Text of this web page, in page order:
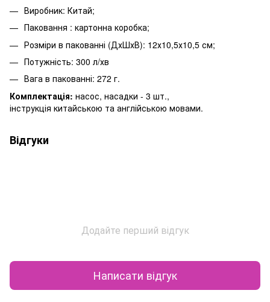
Виробник: Китай;
Паковання : картонна коробка;
Розміри в пакованні (ДхШхВ): 12х10,5х10,5 см;
Потужність: 300 л/хв
Вага в пакованні: 272 г.
Комплектація: насос, насадки - 3 шт.,
інструкція китайською та англійською мовами.
Відгуки
Додайте перший відгук
Написати відгук